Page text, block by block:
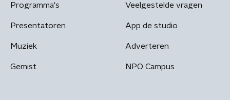
Programma's
Presentatoren
Muziek
Gemist
Veelgestelde vragen
App de studio
Adverteren
NPO Campus